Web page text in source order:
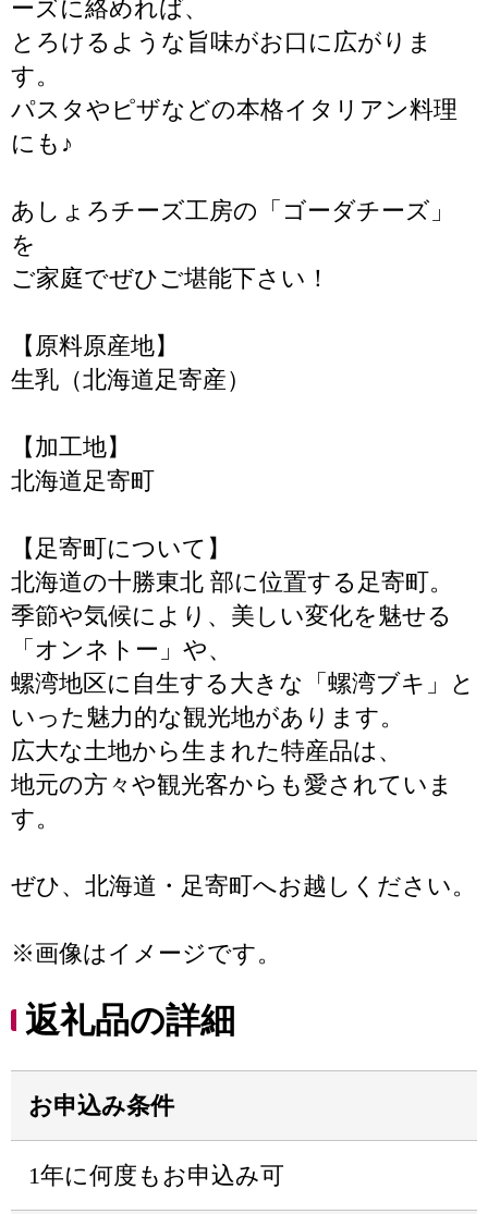
ーズに絡めれば、
とろけるような旨味がお口に広がりま
す。
パスタやピザなどの本格イタリアン料理
にも♪
あしょろチーズ工房の「ゴーダチーズ」
を
ご家庭でぜひご堪能下さい！
【原料原産地】
生乳（北海道足寄産）
【加工地】
北海道足寄町
【足寄町について】
北海道の十勝東北 部に位置する足寄町。
季節や気候により、美しい変化を魅せる
「オンネトー」や、
螺湾地区に自生する大きな「螺湾ブキ」と
いった魅力的な観光地があります。
広大な土地から生まれた特産品は、
地元の方々や観光客からも愛されていま
す。
ぜひ、北海道・足寄町へお越しください。
※画像はイメージです。
返礼品の詳細
お申込み条件
1年に何度もお申込み可